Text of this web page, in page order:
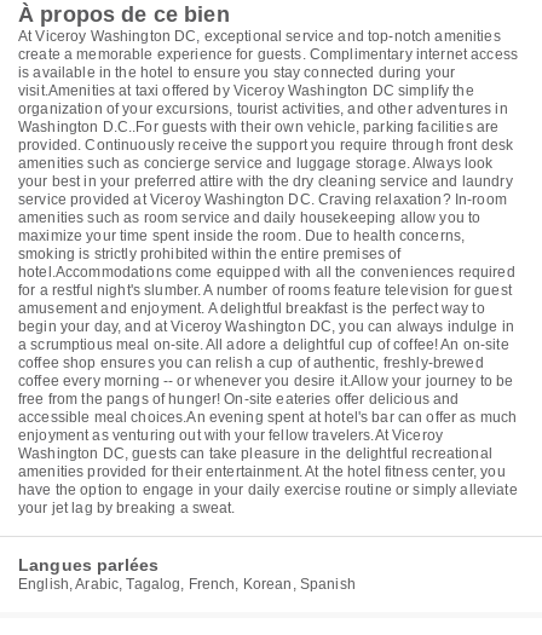
À propos de ce bien
At Viceroy Washington DC, exceptional service and top-notch amenities
create a memorable experience for guests. Complimentary internet access
is available in the hotel to ensure you stay connected during your
visit.Amenities at taxi offered by Viceroy Washington DC simplify the
organization of your excursions, tourist activities, and other adventures in
Washington D.C..For guests with their own vehicle, parking facilities are
provided. Continuously receive the support you require through front desk
amenities such as concierge service and luggage storage. Always look
your best in your preferred attire with the dry cleaning service and laundry
service provided at Viceroy Washington DC. Craving relaxation? In-room
amenities such as room service and daily housekeeping allow you to
maximize your time spent inside the room. Due to health concerns,
smoking is strictly prohibited within the entire premises of
hotel.Accommodations come equipped with all the conveniences required
for a restful night's slumber. A number of rooms feature television for guest
amusement and enjoyment. A delightful breakfast is the perfect way to
begin your day, and at Viceroy Washington DC, you can always indulge in
a scrumptious meal on-site. All adore a delightful cup of coffee! An on-site
coffee shop ensures you can relish a cup of authentic, freshly-brewed
coffee every morning -- or whenever you desire it.Allow your journey to be
free from the pangs of hunger! On-site eateries offer delicious and
accessible meal choices.An evening spent at hotel's bar can offer as much
enjoyment as venturing out with your fellow travelers.At Viceroy
Washington DC, guests can take pleasure in the delightful recreational
amenities provided for their entertainment. At the hotel fitness center, you
have the option to engage in your daily exercise routine or simply alleviate
your jet lag by breaking a sweat.
Langues parlées
English, Arabic, Tagalog, French, Korean, Spanish